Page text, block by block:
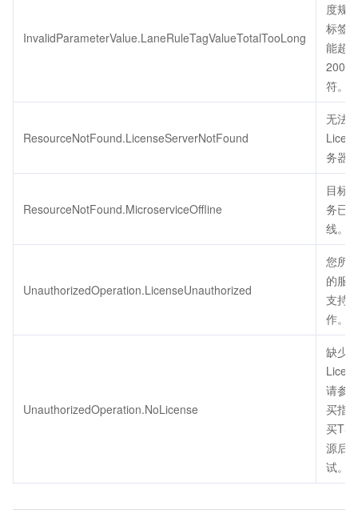
InvalidParameterValue.LaneRuleTagValueTotalTooLong
度规
标签
能超
200
符。
ResourceNotFound.LicenseServerNotFound
无法
务器
ResourceNotFound.MicroserviceOffline
目标
务已
线。
UnauthorizedOperation.LicenseUnauthorized
您所
的服
支持
作。
UnauthorizedOperation.NoLicense
缺少
请参
买指
买
源后
试。